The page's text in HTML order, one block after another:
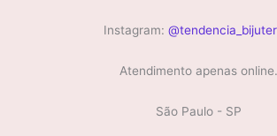
Instagram:
Atendimento apenas online.
São Paulo - SP